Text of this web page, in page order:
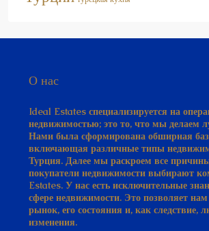
недвижимостью; это то, что мы делаем
Нами была сформирована обширная
включающая различные типы
Турция. Далее мы раскроем все
покупатели недвижимости выбирают
Estates. У нас есть исключительные
сфере недвижимости. Это позволяет нам
рынок, его состояния и, как следствие,
изменения.